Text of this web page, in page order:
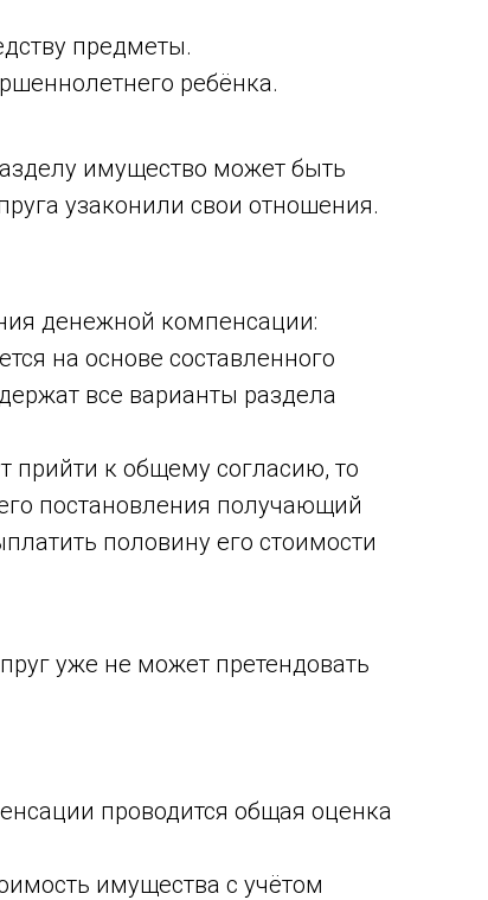
предметы.
ребёнка.
имущество может быть
узаконили свои отношения.
денежной компенсации:
на основе составленного
все варианты раздела
прийти к общему согласию, то
постановления получающий
половину его стоимости
уже не может претендовать
проводится общая оценка
имущества с учётом